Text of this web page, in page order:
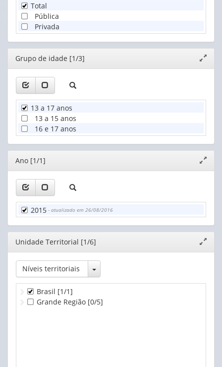
Total
Pública
Privada
Editor
janela
Grupo de idade [1/3]
13 a 17 anos
13 a 15 anos
16 e 17 anos
Editor
janela
Ano [1/1]
2015 - atualizado em 26/08/2016
Editor
janela
Unidade Territorial [1/6]
Níveis territoriais Toggle Dropdown
Brasil [1/1]
Grande Região [0/5]